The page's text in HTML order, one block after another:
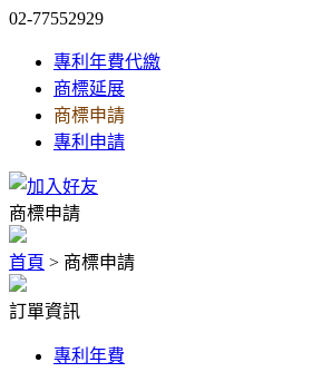
02-77552929
專利年費代繳
商標延展
商標申請
專利申請
商標申請
首頁 > 商標申請
訂單資訊
專利年費